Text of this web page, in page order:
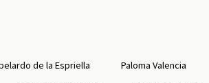
de la Espriella
Paloma Valencia